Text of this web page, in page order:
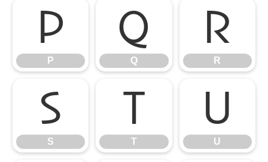
P
P
Q
Q
R
R
S
S
T
T
U
U